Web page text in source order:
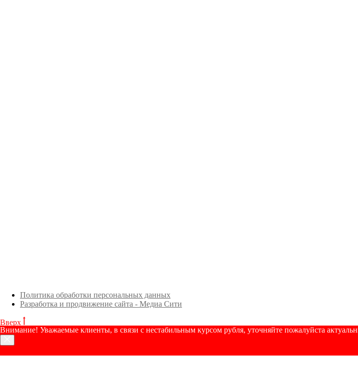
Политика обработки персональных данных
Разработка и продвижение сайта - Медиа Сити
Вверх
Внимание! Уважаемые клиенты, в связи с нестабильным курсом рубля, уточняйте пожалуйста